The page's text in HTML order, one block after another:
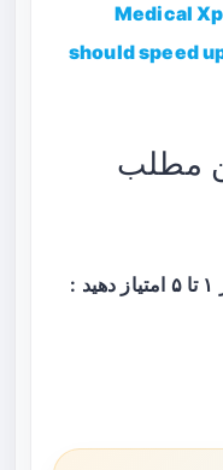
Medical
should speed
مطلب